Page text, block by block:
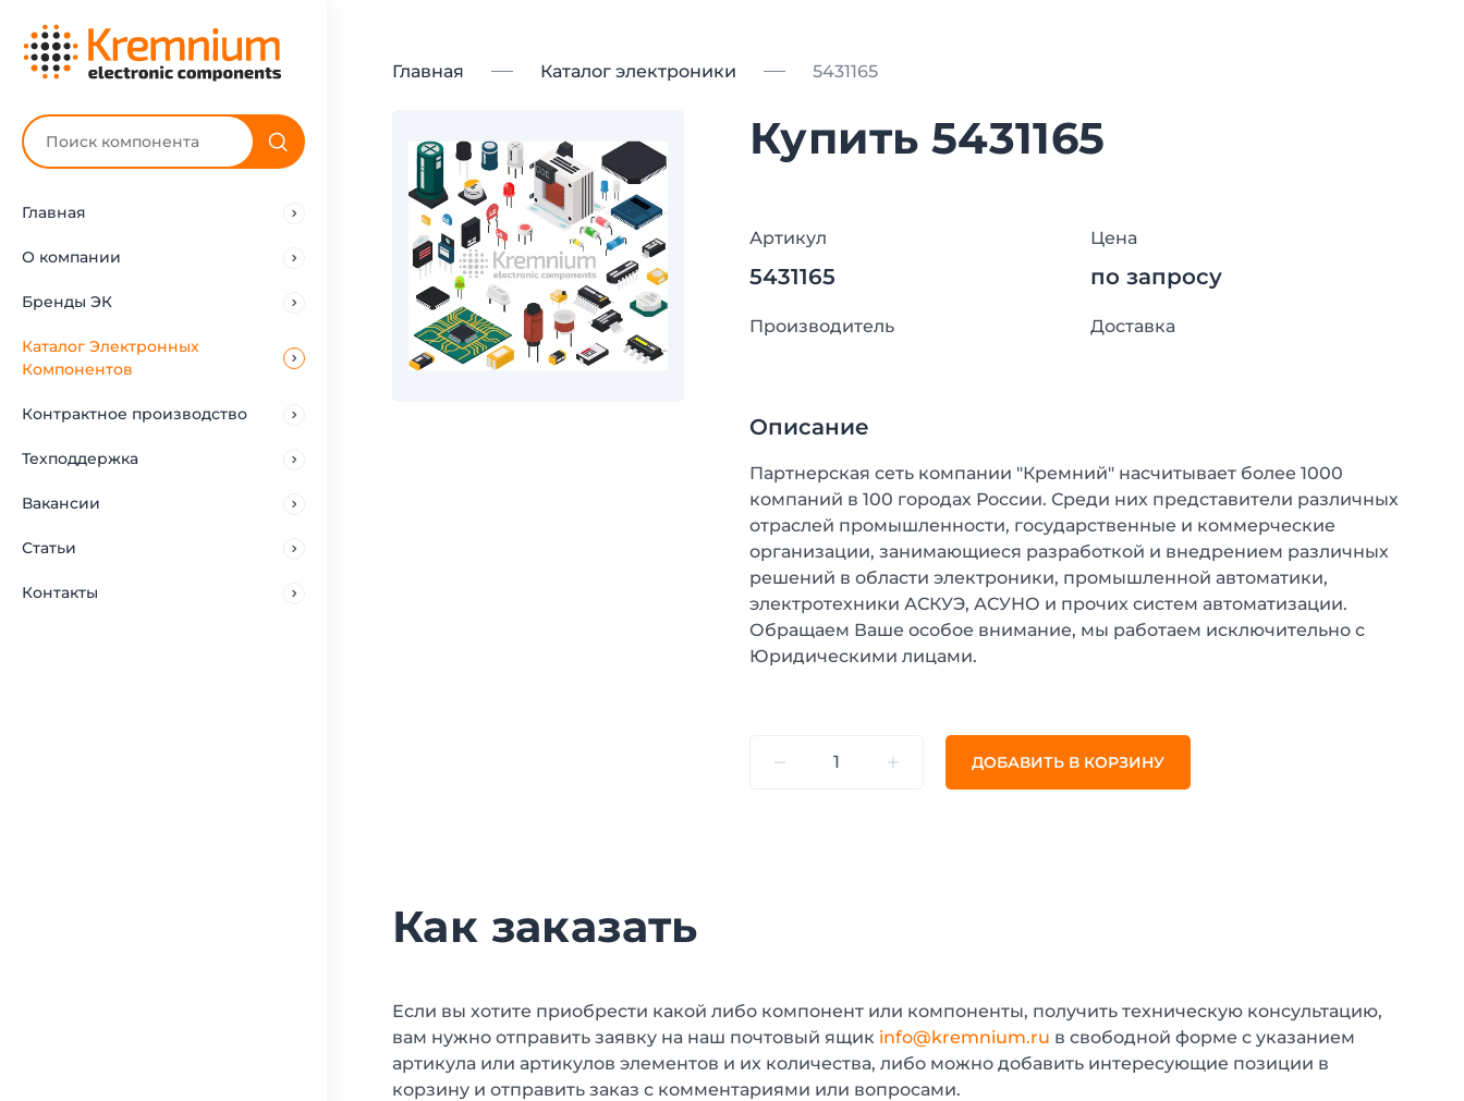
Главная
О компании
Бренды ЭК
Каталог Электронных
Компонентов
Контрактное производство
Техподдержка
Вакансии
Статьи
Контакты
Главная Каталог электроники 5431165
Купить 5431165
Артикул
5431165
Цена
по запросу
Производитель Доставка
Описание
Партнерская сеть компании "Кремний" насчитывает более 1000
компаний в 100 городах России. Среди них представители различных
отраслей промышленности, государственные и коммерческие
организации, занимающиеся разработкой и внедрением различных
решений в области электроники, промышленной автоматики,
электротехники АСКУЭ, АСУНО и прочих систем автоматизации.
Обращаем Ваше особое внимание, мы работаем исключительно с
Юридическими лицами.
ДОБАВИТЬ В КОРЗИНУ
Как заказать
Если вы хотите приобрести какой либо компонент или компоненты, получить техническую консультацию,
вам нужно отправить заявку на наш почтовый ящик info@kremnium.ru в свободной форме с указанием
артикула или артикулов элементов и их количества, либо можно добавить интересующие позиции в
корзину и отправить заказ с комментариями или вопросами.